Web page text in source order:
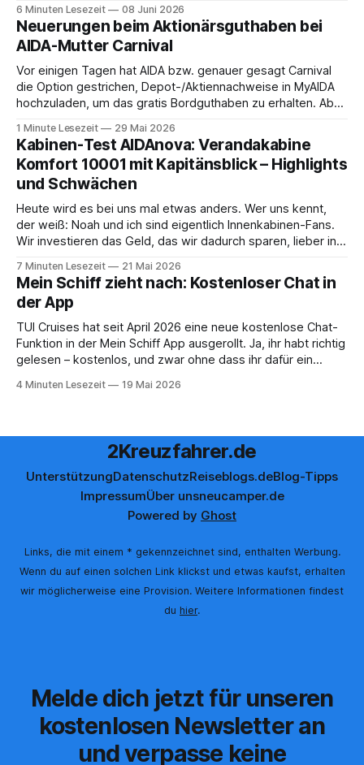
Saxonia ging es zur Mittagszeit von Mainz Richtung Koblenz
– und wir durften für ein
6 Minuten Lesezeit 08 Juni 2026
Neuerungen beim Aktionärsguthaben bei
AIDA-Mutter Carnival
Vor einigen Tagen hat AIDA bzw. genauer gesagt Carnival
die Option gestrichen, Depot-/Aktiennachweise in MyAIDA
hochzuladen, um das gratis Bordguthaben zu erhalten. Ab
werden, um das Bordguthaben zu erhalten. Bereits vor
einiger Zeit wurde zudem die Möglichkeit gestrichen, das
Bordguthaben per
1 Minute Lesezeit 29 Mai 2026
Kabinen-Test AIDAnova: Verandakabine
Komfort 10001 mit Kapitänsblick – Highlights
und Schwächen
Heute wird es bei uns mal etwas anders. Wer uns kennt,
der weiß: Noah und ich sind eigentlich Innenkabinen-Fans.
Wir investieren das Geld, das wir dadurch sparen, lieber in
Cocktail an der Bar. Auch auf einer unserer letzten Reisen
7 Minuten Lesezeit 21 Mai 2026
Mein Schiff zieht nach: Kostenloser Chat in
der App
TUI Cruises hat seit April 2026 eine neue kostenlose Chat-
Funktion in der Mein Schiff App ausgerollt. Ja, ihr habt richtig
gelesen – kostenlos, und zwar ohne dass ihr dafür ein
bisschen kritisch, wenn neue App-Features angekündigt
4 Minuten Lesezeit 19 Mai 2026
2Kreuzfahrer.de
UnterstützungDatenschutzReiseblogs.deBlog-Tipps
ImpressumÜber unsneucamper.de
Powered by Ghost
Links, die mit einem * gekennzeichnet sind, enthalten Werbung.
Wenn du auf einen solchen Link klickst und etwas kaufst, erhalten
wir möglicherweise eine Provision. Weitere Informationen findest
du hier.
Melde dich jetzt für unseren
kostenlosen Newsletter an
und verpasse keine